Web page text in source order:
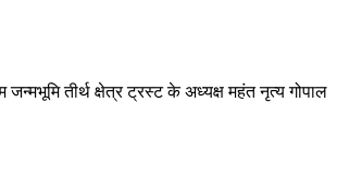
तीर्थ क्षेत्र ट्रस्ट के अध्यक्ष महंत नृत्य गोपाल